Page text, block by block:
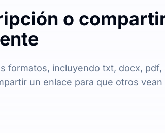
o
formatos, incluyendo txt, docx, pdf,
un enlace para que otros vean